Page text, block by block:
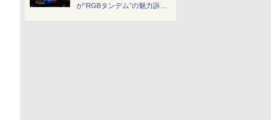
が“RGBタンデム”の魅力訴